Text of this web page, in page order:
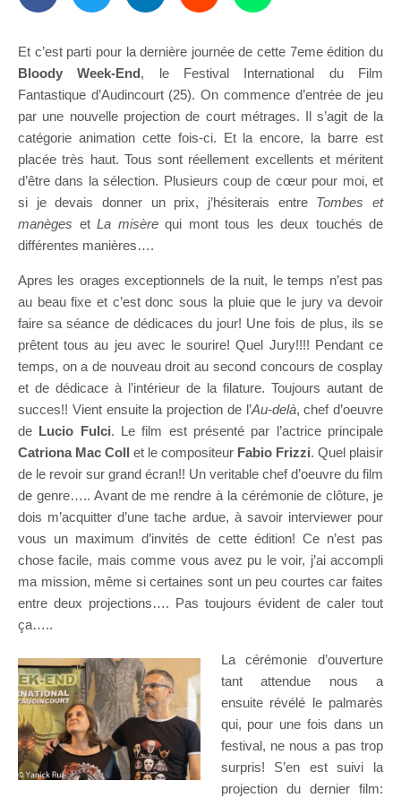
Et c’est parti pour la dernière journée de cette 7eme édition du
Bloody Week-End, le Festival International du Film
Fantastique d’Audincourt (25). On commence d’entrée de jeu
par une nouvelle projection de court métrages. Il s’agit de la
catégorie animation cette fois-ci. Et la encore, la barre est
placée très haut. Tous sont réellement excellents et méritent
d’être dans la sélection. Plusieurs coup de cœur pour moi, et
si je devais donner un prix, j’hésiterais entre Tombes et
manèges et La misèrequi mont tous les deux touchés de
différentes manières….
Apres les orages exceptionnels de la nuit, le temps n’est pas
au beau fixe et c’est donc sous la pluie que le jury va devoir
faire sa séance de dédicaces du jour! Une fois de plus, ils se
prêtent tous au jeu avec le sourire! Quel Jury!!!! Pendant ce
temps, on a de nouveau droit au second concours de cosplay
et de dédicace à l’intérieur de la filature. Toujours autant de
succes!! Vient ensuite la projection de l’Au-delà, chef d’oeuvre
de Lucio Fulci. Le film est présenté par l’actrice principale
Catriona Mac Coll et le compositeur Fabio Frizzi. Quel plaisir
de le revoir sur grand écran!! Un veritable chef d’oeuvre du film
de genre….. Avant de me rendre à la cérémonie de clôture, je
dois m’acquitter d’une tache ardue, à savoir interviewer pour
vous un maximum d’invités de cette édition! Ce n’est pas
chose facile, mais comme vous avez pu le voir, j’ai accompli
ma mission, même si certaines sont un peu courtes car faites
entre deux projections…. Pas toujours évident de caler tout
ça…..
La cérémonie d’ouverture
tant attendue nous a
ensuite révélé le palmarès
qui, pour une fois dans un
festival, ne nous a pas trop
surpris! S’en est suivi la
projection du dernier film: